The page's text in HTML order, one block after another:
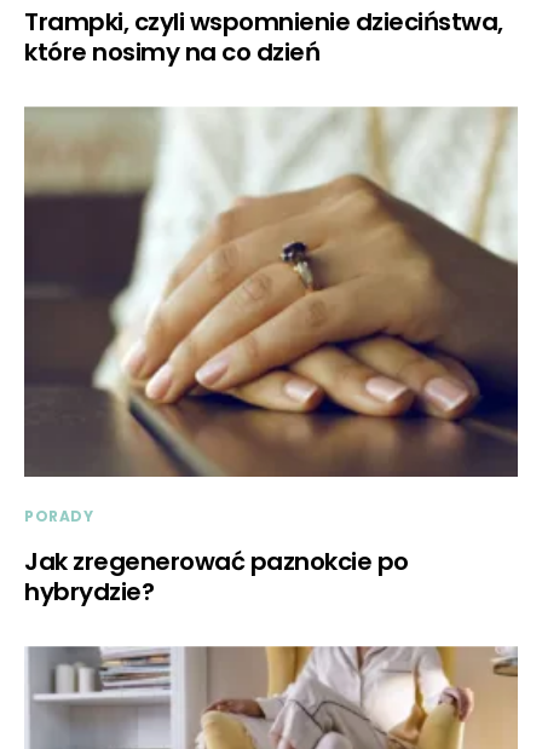
Trampki, czyli wspomnienie dzieciństwa,
które nosimy na co dzień
PORADY
Jak zregenerować paznokcie po
hybrydzie?